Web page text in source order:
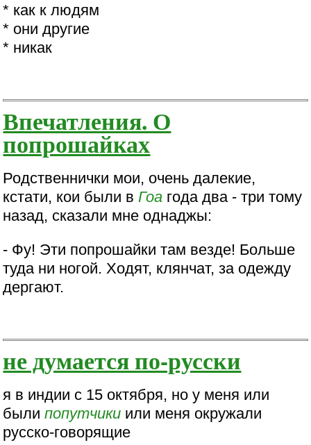
* как к людям
* они другие
* никак
Впечатления. О
попрошайках
Родственнички мои, очень далекие,
кстати, кои были в Гоа года два - три тому
назад, сказали мне однаджы:
- Фу! Эти попрошайки там везде! Больше
туда ни ногой. Ходят, клянчат, за одежду
дергают.
не думается по-русски
я в индии с 15 октября, но у меня или
былипопутчики или меня окружали
русско-говорящие